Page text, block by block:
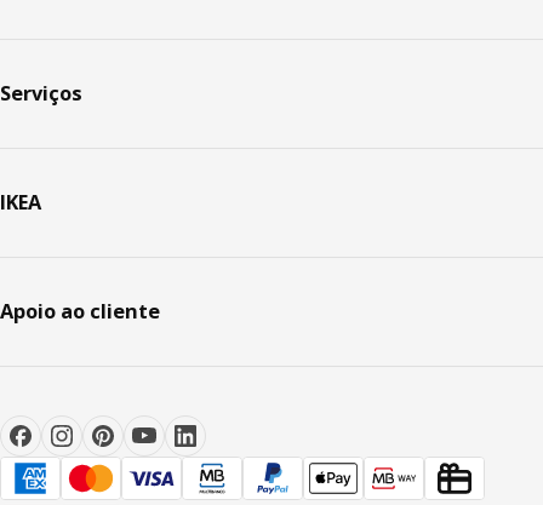
Serviços
IKEA
Apoio ao cliente